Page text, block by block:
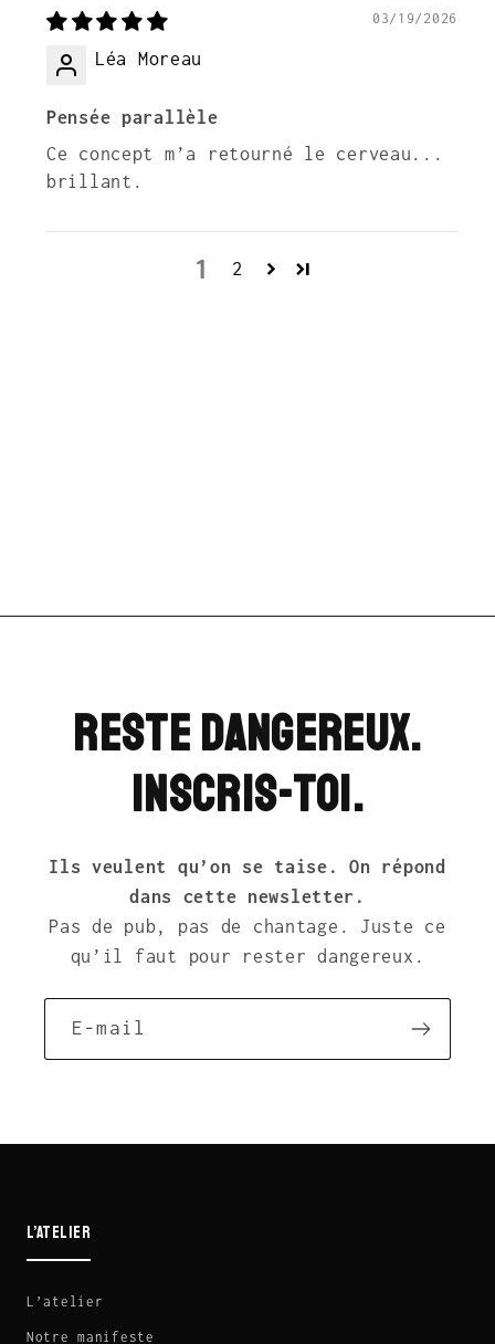
03/19/2026
Léa Moreau
Pensée parallèle
Ce concept m’a retourné le cerveau...
brillant.
1 2
Reste dangereux.
Inscris-toi.
Ils veulent qu’on se taise. On répond
dans cette newsletter.
Pas de pub, pas de chantage. Juste ce
qu’il faut pour rester dangereux.
E-mail
L’ATELIER
L’atelier
Notre manifeste